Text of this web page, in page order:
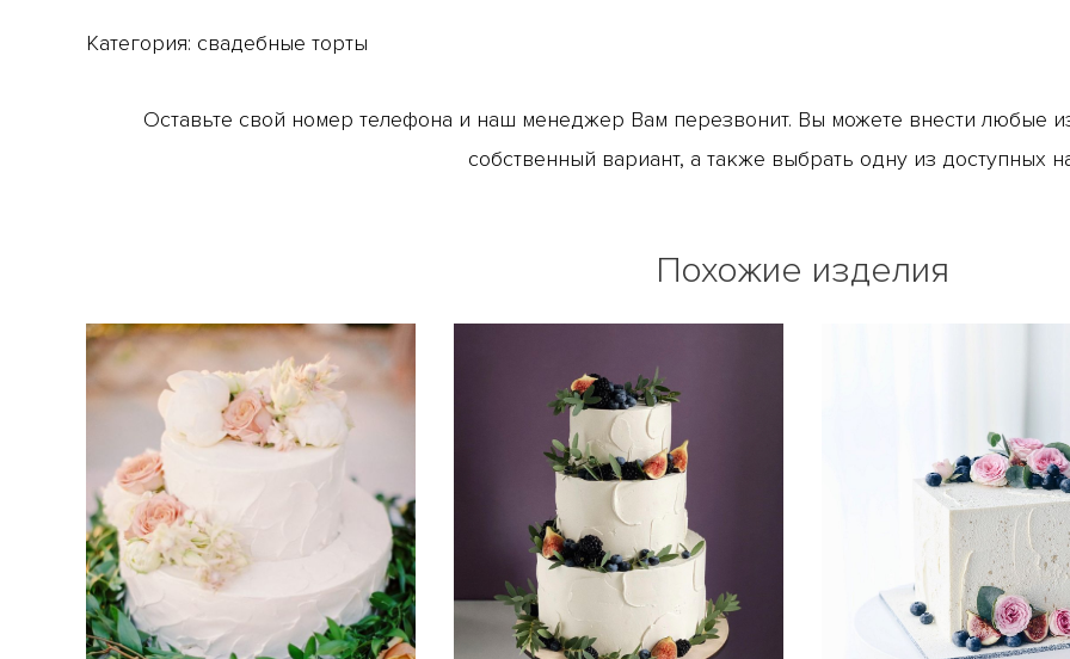
Категория: свадебные торты
Оставьте свой номер телефона и наш менеджер Вам перезвонит. Вы можете внести любые
собственный вариант, а также выбрать одну из доступных
Похожие изделия